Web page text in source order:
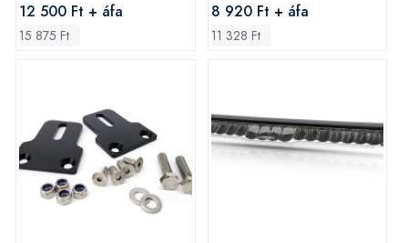
12 500 Ft + áfa
15 875 Ft
8 920 Ft + áfa
11 328 Ft